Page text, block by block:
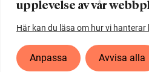
upplevelse av vår
Här kan du läsa om hur vi hanterar
Anpassa Avvisa alla
Ett initiativ avVetenskapsrådet